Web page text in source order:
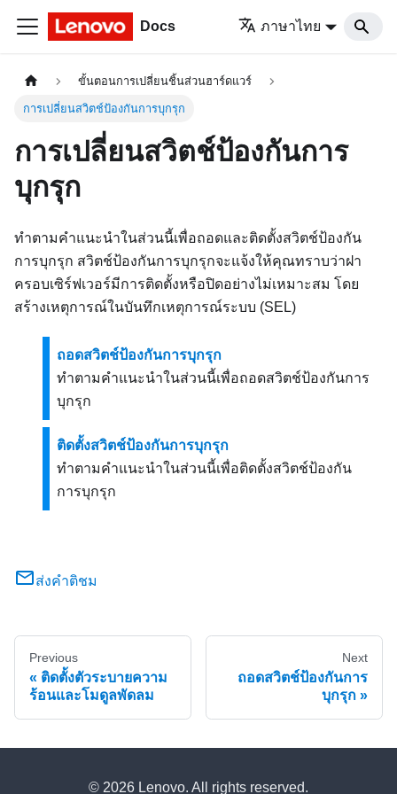
Docs ภาษาไทย
ขั้นตอนการเปลี่ยนชิ้นส่วนฮาร์ดแวร์
การเปลี่ยนสวิตช์ป้องกันการบุกรุก
การเปลี่ยนสวิตช์ป้องกันการ
บุกรุก
ทำตามคำแนะนำในส่วนนี้เพื่อถอดและติดตั้งสวิตช์ป้องกัน
การบุกรุก สวิตช์ป้องกันการบุกรุกจะแจ้งให้คุณทราบว่าฝา
ครอบเซิร์ฟเวอร์มีการติดตั้งหรือปิดอย่างไม่เหมาะสม โดย
สร้างเหตุการณ์ในบันทึกเหตุการณ์ระบบ (SEL)
ถอดสวิตช์ป้องกันการบุกรุก
ทำตามคำแนะนำในส่วนนี้เพื่อถอดสวิตช์ป้องกันการ
บุกรุก
ติดตั้งสวิตช์ป้องกันการบุกรุก
ทำตามคำแนะนำในส่วนนี้เพื่อติดตั้งสวิตช์ป้องกัน
การบุกรุก
ส่งคำติชม
Previous
ติดตั้งตัวระบายความ
ร้อนและโมดูลพัดลม
Next
ถอดสวิตช์ป้องกันการ
บุกรุก
© 2026 Lenovo. All rights reserved.